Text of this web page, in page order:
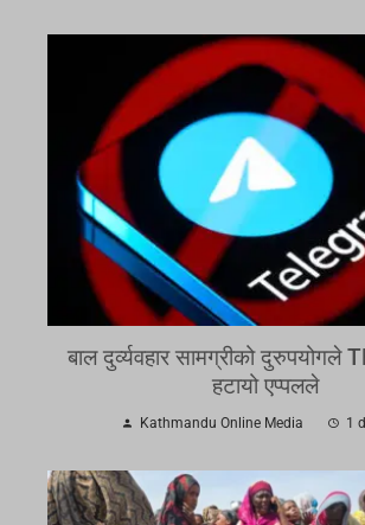
बाल दुर्व्यवहार सामग्रीको दुरुपयोगले
हटायो एप्पलले
Kathmandu Online Media 1